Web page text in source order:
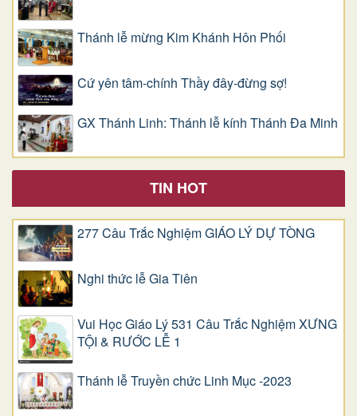
Thánh lễ mừng Kim Khánh Hôn Phối
Cứ yên tâm-chính Thầy đây-đừng sợ!
GX Thánh Linh: Thánh lễ kính Thánh Đa Minh
TIN HOT
277 Câu Trắc Nghiệm GIÁO LÝ DỰ TÒNG
Nghi thức lễ Gia Tiên
Vui Học Giáo Lý 531 Câu Trắc Nghiệm XƯNG
TỘI & RƯỚC LỄ 1
Thánh lễ Truyền chức Linh Mục -2023